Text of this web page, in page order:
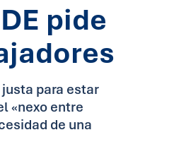
pide
para estar
«nexo entre
de una